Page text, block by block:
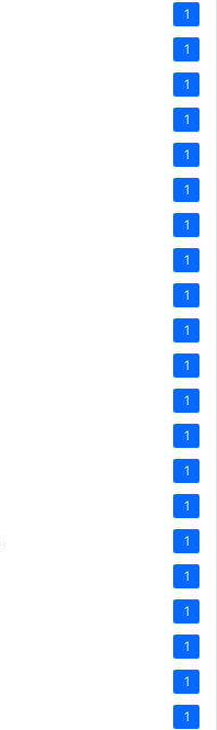
1
1
1
1
1
1
1
1
1
1
1
1
1
1
1
1
1
1
1
1
1